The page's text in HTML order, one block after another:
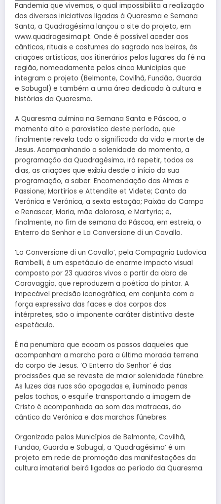
Pandemia que vivemos, o qual impossibilita a realização
das diversas iniciativas ligadas à Quaresma e Semana
Santa, a Quadragésima lançou o site do projeto, em
www.quadragesima.pt. Onde é possível aceder aos
cânticos, rituais e costumes do sagrado nas beiras, às
criações artísticas, aos itinerários pelos lugares da fé na
região, nomeadamente pelos cinco Municípios que
integram o projeto (Belmonte, Covilhã, Fundão, Guarda
e Sabugal) e também a uma área dedicada à cultura e
histórias da Quaresma.
A Quaresma culmina na Semana Santa e Páscoa, o
momento alto e paroxístico deste período, que
finalmente revela todo o significado da vida e morte de
Jesus. Acompanhando a solenidade do momento, a
programação da Quadragésima, irá repetir, todos os
dias, as criações que exibiu desde o início da sua
programação, a saber: Encomendação das Almas e
Passione; Martírios e Attendite et Videte; Canto da
Verónica e Verónica, a sexta estação; Paixão do Campo
e Renascer; Maria, mãe dolorosa, e Martyrio; e,
finalmente, no fim de semana da Páscoa, em estreia, o
Enterro do Senhor e La Conversione di un Cavallo.
‘La Conversione di un Cavallo’, pela Compagnia Ludovica
Rambelli, é um espetáculo de enorme impacto visual
composto por 23 quadros vivos a partir da obra de
Caravaggio, que reproduzem a poética do pintor. A
impecável precisão iconográfica, em conjunto com a
força expressiva das faces e dos corpos dos
intérpretes, são o imponente caráter distintivo deste
espetáculo.
É na penumbra que ecoam os passos daqueles que
acompanham a marcha para a última morada terrena
do corpo de Jesus. ‘O Enterro do Senhor’ é das
procissões que se reveste de maior solenidade fúnebre.
As luzes das ruas são apagadas e, iluminado penas
pelas tochas, o esquife transportando a imagem de
Cristo é acompanhado ao som das matracas, do
cântico da Verónica e das marchas fúnebres.
Organizada pelos Municípios de Belmonte, Covilhã,
Fundão, Guarda e Sabugal, a ‘Quadragésima’ é um
projeto em rede de promoção das manifestações da
cultura imaterial beirã ligadas ao período da Quaresma.